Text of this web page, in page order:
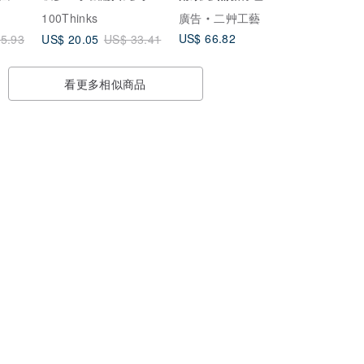
背帶
100Thinks
US$ 20.05 US$ 33.41
card holde
廣告
二艸工藝
US$ 66.82
看更多相似商品